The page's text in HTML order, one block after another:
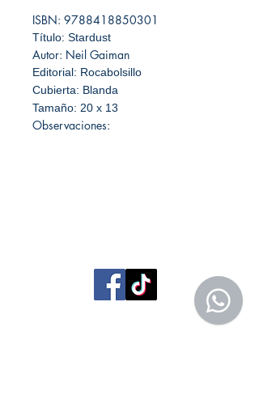
ISBN: 9788418850301
Título: Stardust
Autor: Neil Gaiman
Editorial: Rocabolsillo
Cubierta: Blanda
Tamaño: 20 x 13
Observaciones: